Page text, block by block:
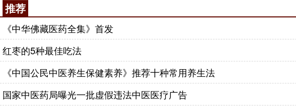
推荐
《中华佛藏医药全集》首发
红枣的5种最佳吃法
《中国公民中医养生保健素养》推荐十种常用养生法
国家中医药局曝光一批虚假违法中医医疗广告